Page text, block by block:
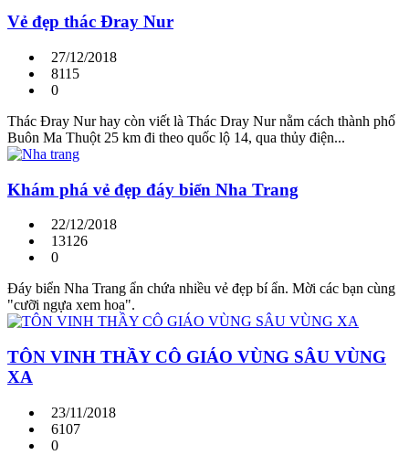
Vẻ đẹp thác Đray Nur
27/12/2018
8115
0
Thác Đray Nur hay còn viết là Thác Dray Nur nằm cách thành phố
Buôn Ma Thuột 25 km đi theo quốc lộ 14, qua thủy điện...
Khám phá vẻ đẹp đáy biển Nha Trang
22/12/2018
13126
0
Đáy biển Nha Trang ẩn chứa nhiều vẻ đẹp bí ẩn. Mời các bạn cùng
"cưỡi ngựa xem hoa".
TÔN VINH THẦY CÔ GIÁO VÙNG SÂU VÙNG
XA
23/11/2018
6107
0